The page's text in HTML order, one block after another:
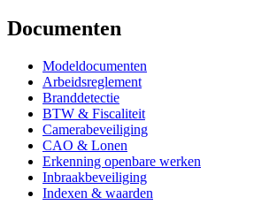
Documenten
Modeldocumenten
Arbeidsreglement
Branddetectie
BTW & Fiscaliteit
Camerabeveiliging
CAO & Lonen
Erkenning openbare werken
Inbraakbeveiliging
Indexen & waarden